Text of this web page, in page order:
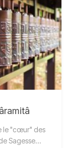
le "cœur" des
Sagesse…